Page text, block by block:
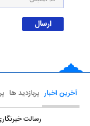
آخرین اخبار پربازدید ها
رسالت